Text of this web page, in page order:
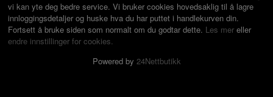
vi kan yte deg bedre service. Vi bruker cookies hovedsaklig til å lagre
innloggingsdetaljer og huske hva du har puttet i handlekurven din.
Fortsett å bruke siden som normalt om du godtar dette. Les mer eller
endre innstillinger for cookies.
Powered by 24Nettbutikk